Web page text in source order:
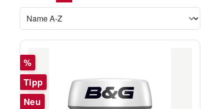
Rabatt
%
Tipp
Neu